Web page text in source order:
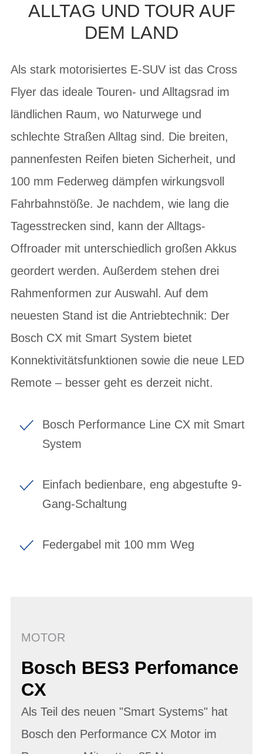
ALLTAG UND TOUR AUF
DEM LAND
Als stark motorisiertes E-SUV ist das Cross
Flyer das ideale Touren- und Alltagsrad im
ländlichen Raum, wo Naturwege und
schlechte Straßen Alltag sind. Die breiten,
pannenfesten Reifen bieten Sicherheit, und
100 mm Federweg dämpfen wirkungsvoll
Fahrbahnstöße. Je nachdem, wie lang die
Tagesstrecken sind, kann der Alltags-
Offroader mit unterschiedlich großen Akkus
geordert werden. Außerdem stehen drei
Rahmenformen zur Auswahl. Auf dem
neuesten Stand ist die Antriebtechnik: Der
Bosch CX mit Smart System bietet
Konnektivitätsfunktionen sowie die neue LED
Remote – besser geht es derzeit nicht.
Bosch Performance Line CX mit Smart
System
Einfach bedienbare, eng abgestufte 9-
Gang-Schaltung
Federgabel mit 100 mm Weg
MOTOR
Bosch BES3 Perfomance
CX
Als Teil des neuen "Smart Systems" hat
Bosch den Performance CX Motor im